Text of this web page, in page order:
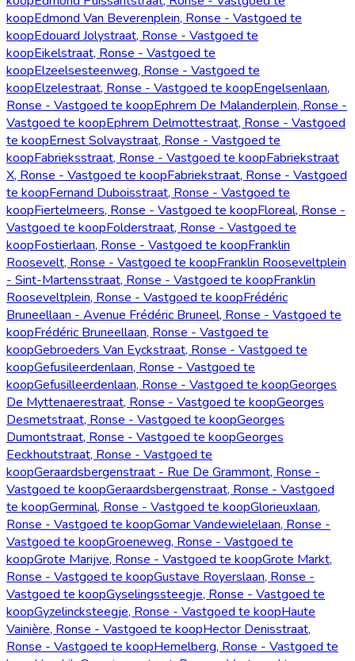
koopEdmond Van Beverenplein, Ronse - Vastgoed te
koopEdouard Jolystraat, Ronse - Vastgoed te
koopEikelstraat, Ronse - Vastgoed te
koopElzeelsesteenweg, Ronse - Vastgoed te
koopElzelestraat, Ronse - Vastgoed te koopEngelsenlaan,
Ronse - Vastgoed te koopEphrem De Malanderplein, Ronse -
Vastgoed te koopEphrem Delmottestraat, Ronse - Vastgoed
te koopErnest Solvaystraat, Ronse - Vastgoed te
koopFabrieksstraat, Ronse - Vastgoed te koopFabriekstraat
X, Ronse - Vastgoed te koopFabriekstraat, Ronse - Vastgoed
te koopFernand Duboisstraat, Ronse - Vastgoed te
koopFiertelmeers, Ronse - Vastgoed te koopFloreal, Ronse -
Vastgoed te koopFolderstraat, Ronse - Vastgoed te
koopFostierlaan, Ronse - Vastgoed te koopFranklin
Roosevelt, Ronse - Vastgoed te koopFranklin Rooseveltplein
- Sint-Martensstraat, Ronse - Vastgoed te koopFranklin
Rooseveltplein, Ronse - Vastgoed te koopFrédéric
Bruneellaan - Avenue Frédéric Bruneel, Ronse - Vastgoed te
koopFrédéric Bruneellaan, Ronse - Vastgoed te
koopGebroeders Van Eyckstraat, Ronse - Vastgoed te
koopGefusileerdenlaan, Ronse - Vastgoed te
koopGefusilleerdenlaan, Ronse - Vastgoed te koopGeorges
De Myttenaerestraat, Ronse - Vastgoed te koopGeorges
Desmetstraat, Ronse - Vastgoed te koopGeorges
Dumontstraat, Ronse - Vastgoed te koopGeorges
Eeckhoutstraat, Ronse - Vastgoed te
koopGeraardsbergenstraat - Rue De Grammont, Ronse -
Vastgoed te koopGeraardsbergenstraat, Ronse - Vastgoed
te koopGerminal, Ronse - Vastgoed te koopGlorieuxlaan,
Ronse - Vastgoed te koopGomar Vandewielelaan, Ronse -
Vastgoed te koopGroeneweg, Ronse - Vastgoed te
koopGrote Marijve, Ronse - Vastgoed te koopGrote Markt,
Ronse - Vastgoed te koopGustave Royerslaan, Ronse -
Vastgoed te koopGyselingssteegje, Ronse - Vastgoed te
koopGyzelincksteegje, Ronse - Vastgoed te koopHaute
Vainière, Ronse - Vastgoed te koopHector Denisstraat,
Ronse - Vastgoed te koopHemelberg, Ronse - Vastgoed te